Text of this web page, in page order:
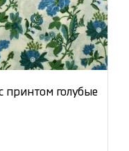
принтом голубые